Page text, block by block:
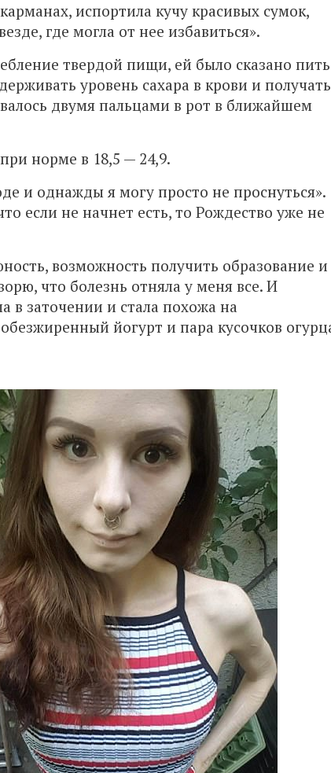
испортила кучу красивых сумок,
где могла от нее избавиться».
твердой пищи, ей было сказано пить
уровень сахара в крови и получать
двумя пальцами в рот в ближайшем
норме в 18,5 — 24,9.
и однажды я могу просто не проснуться».
если не начнет есть, то Рождество уже не
возможность получить образование и
что болезнь отняла у меня все. И
в заточении и стала похожа на
йогурт и пара кусочков